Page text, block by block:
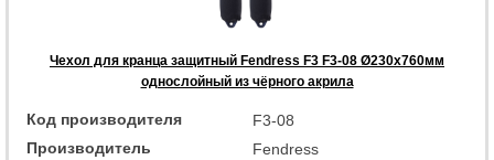
Чехол для кранца защитный Fendress F3 F3-08 Ø230х760мм
однослойный из чёрного акрила
Код производителя
F3-08
Производитель
Fendress